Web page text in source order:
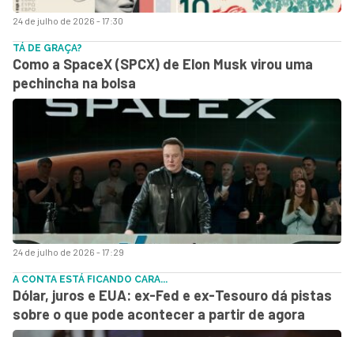
24 de julho de 2026 - 17:30
24 de julho de 2026 - 17:29
TÁ DE GRAÇA?
Como a SpaceX (SPCX) de Elon Musk virou uma
pechincha na bolsa
A CONTA ESTÁ FICANDO CARA...
Dólar, juros e EUA: ex-Fed e ex-Tesouro dá pistas
sobre o que pode acontecer a partir de agora